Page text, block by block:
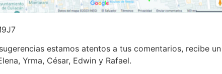
estamos atentos a tus comentarios, recibe un
Yrma, César, Edwin y Rafael.